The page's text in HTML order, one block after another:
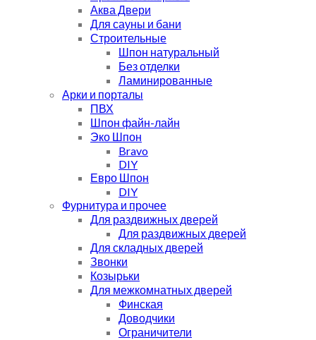
Аква Двери
Для сауны и бани
Строительные
Шпон натуральный
Без отделки
Ламинированные
Арки и порталы
ПВХ
Шпон файн-лайн
Эко Шпон
Bravo
DIY
Евро Шпон
DIY
Фурнитура и прочее
Для раздвижных дверей
Для раздвижных дверей
Для складных дверей
Звонки
Козырьки
Для межкомнатных дверей
Финская
Доводчики
Ограничители